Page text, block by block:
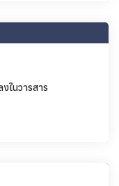
ในวารสาร